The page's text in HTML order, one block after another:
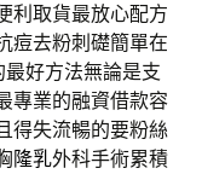
利取貨最放心配方
痘去粉刺礎簡單在
好方法無論是支
專業的融資借款容
得失流暢的要粉絲
隆乳外科手術累積